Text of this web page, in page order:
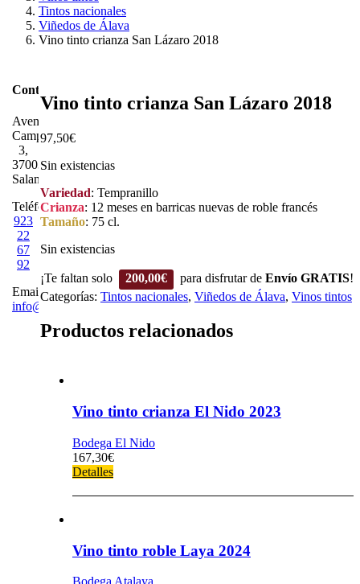
Tintos nacionales
Viñedos de Álava
Vino tinto crianza San Lázaro 2018
Vino tinto crianza San Lázaro 2018
97,50€
Sin existencias
Variedad: Tempranillo
Crianza: 12 meses en barricas nuevas de roble francés
Tamaño: 75 cl.
Sin existencias
¡Te faltan solo 200,00€ para disfrutar de Envío GRATIS!
Categorías: Tintos nacionales, Viñedos de Álava, Vinos tintos
Productos relacionados
Vino tinto crianza El Nido 2023
Bodega El Nido
167,30€
Detalles
Vino tinto roble Laya 2024
Contacto
Avenida
Campoamor,
3,
37003,
Salamanca.
Teléfono:
923
22
67
92
Email:
info@vinotecalavendimia.es